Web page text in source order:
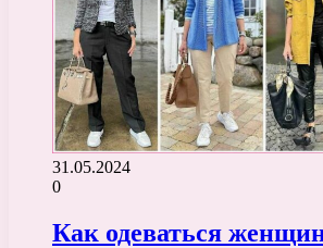
31.05.2024
0
Как одеваться